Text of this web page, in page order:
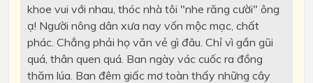
khoe vui với nhau, thóc nhà tôi "nhe răng cười" ông
ạ! Người nông dân xưa nay vốn mộc mạc, chất
phác. Chẳng phải họ văn vẻ gì đâu. Chỉ vì gần gũi
quá, thân quen quá. Ban ngày vác cuốc ra đồng
thăm lúa. Ban đêm giấc mơ toàn thấy những cây